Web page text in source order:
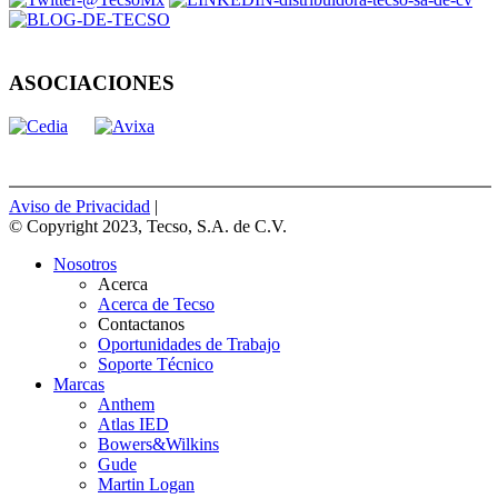
ASOCIACIONES
Aviso de Privacidad |
© Copyright 2023, Tecso, S.A. de C.V.
Nosotros
Acerca
Acerca de Tecso
Contactanos
Oportunidades de Trabajo
Soporte Técnico
Marcas
Anthem
Atlas IED
Bowers&Wilkins
Gude
Martin Logan